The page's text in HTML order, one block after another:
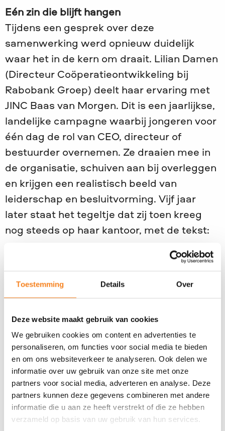
Toestemming Details Over
Deze website maakt gebruik van cookies
We gebruiken cookies om content en advertenties te
personaliseren, om functies voor social media te bieden
en om ons websiteverkeer te analyseren. Ook delen we
informatie over uw gebruik van onze site met onze
partners voor social media, adverteren en analyse. Deze
partners kunnen deze gegevens combineren met andere
informatie die u aan ze heeft verstrekt of die ze hebben
verzameld op basis van uw gebruik van hun services.
Eén zin die blijft hangen
Tijdens een gesprek over deze
samenwerking werd opnieuw duidelijk
waar het in de kern om draait. Lilian Damen
(Directeur Coöperatieontwikkeling bij
Rabobank Groep) deelt haar ervaring met
JINC Baas van Morgen. Dit is een jaarlijkse,
landelijke campagne waarbij jongeren voor
één dag de rol van CEO, directeur of
bestuurder overnemen. Ze draaien mee in
de organisatie, schuiven aan bij overleggen
en krijgen een realistisch beeld van
leiderschap en besluitvorming. Vijf jaar
later staat het tegeltje dat zij toen kreeg
nog steeds op haar kantoor, met de tekst:
“Blijf zo lief als je bent. En wees extra lief
voor kinderen zoals ik.”
niet kunnen, maar omdat sommige
jongeren in onze samenleving net dat extra
steuntje in de rug nodig hebben. En omdat
één betrokken volwassene, één rolmodel,
het verschil kan maken.
Iedereen kan een rolmodel zijn
Met deze landelijke samenwerking willen